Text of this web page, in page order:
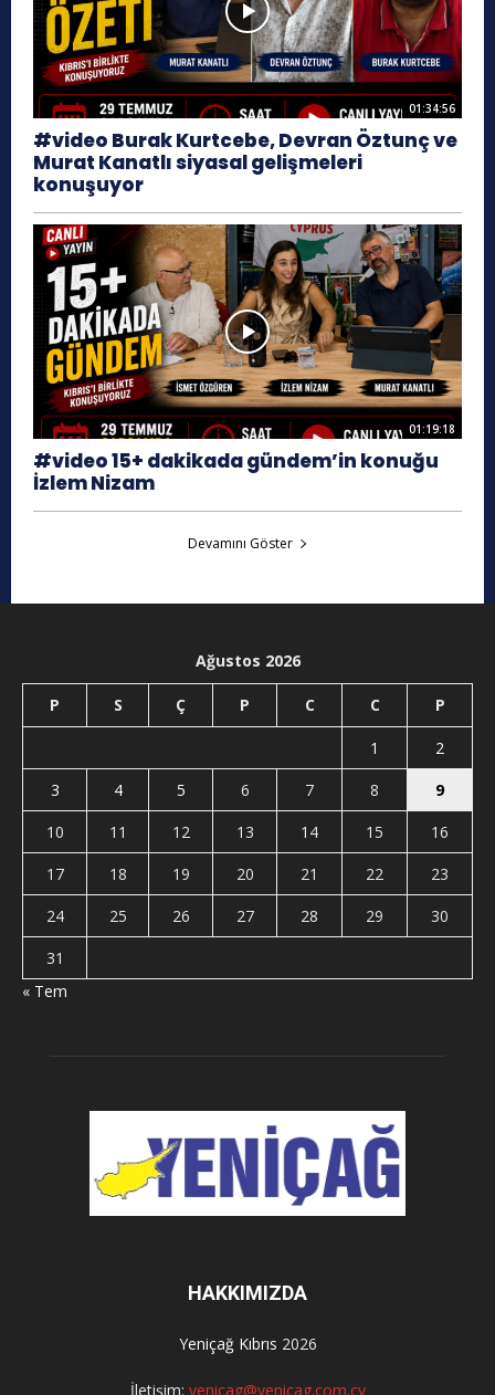
01:34:56
#video Burak Kurtcebe, Devran Öztunç ve
Murat Kanatlı siyasal gelişmeleri
konuşuyor
01:19:18
#video 15+ dakikada gündem’in konuğu
İzlem Nizam
Devamını Göster
Ağustos 2026
P S Ç P C C P
1
2
3
4 5 6 7 8
9
10
11 12 13 14 15
16
17
18 19 20 21 22
23
24
25 26 27 28 29
30
31
« Tem
HAKKIMIZDA
Yeniçağ Kıbrıs 2026
İletişim: yenicag@yenicag.com.cy